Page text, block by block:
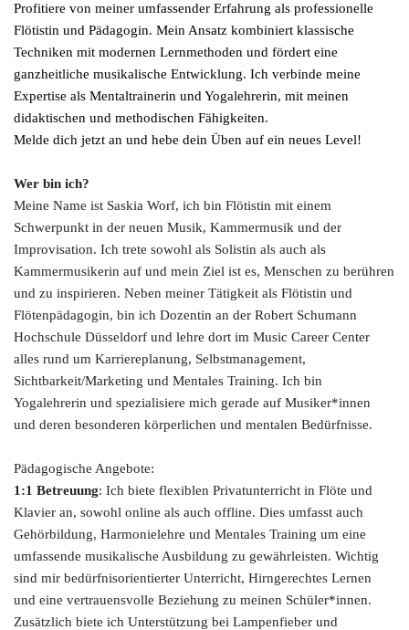
Profitiere von meiner umfassender Erfahrung als professionelle
Flötistin und Pädagogin. Mein Ansatz kombiniert klassische
Techniken mit modernen Lernmethoden und fördert eine
ganzheitliche musikalische Entwicklung. Ich verbinde meine
Expertise als Mentaltrainerin und Yogalehrerin, mit meinen
didaktischen und methodischen Fähigkeiten.
Melde dich jetzt an und hebe dein Üben auf ein neues Level!
Wer bin ich?
Meine Name ist Saskia Worf, ich bin Flötistin mit einem
Schwerpunkt in der neuen Musik, Kammermusik und der
Improvisation. Ich trete sowohl als Solistin als auch als
Kammermusikerin auf und mein Ziel ist es, Menschen zu berühren
und zu inspirieren. Neben meiner Tätigkeit als Flötistin und
Flötenpädagogin, bin ich Dozentin an der Robert Schumann
Hochschule Düsseldorf und lehre dort im Music Career Center
alles rund um Karriereplanung, Selbstmanagement,
Sichtbarkeit/Marketing und Mentales Training. Ich bin
Yogalehrerin und spezialisiere mich gerade auf Musiker*innen
und deren besonderen körperlichen und mentalen Bedürfnisse.
Pädagogische Angebote:
1:1 Betreuung: Ich biete flexiblen Privatunterricht in Flöte und
Klavier an, sowohl online als auch offline. Dies umfasst auch
Gehörbildung, Harmonielehre und Mentales Training um eine
umfassende musikalische Ausbildung zu gewährleisten. Wichtig
sind mir bedürfnisorientierter Unterricht, Hirngerechtes Lernen
und eine vertrauensvolle Beziehung zu meinen Schüler*innen.
Zusätzlich biete ich Unterstützung bei Lampenfieber und